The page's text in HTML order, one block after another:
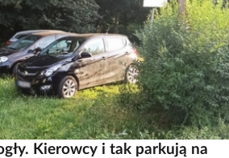
Kierowcy i tak parkują na